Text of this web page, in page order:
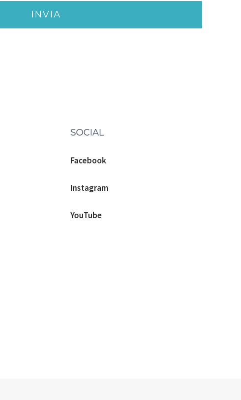
SOCIAL
Facebook
Instagram
YouTube